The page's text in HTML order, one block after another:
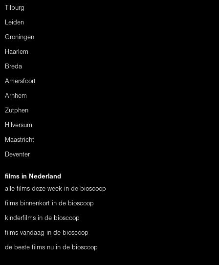
Tilburg
Leiden
Groningen
Haarlem
Breda
Amersfoort
Arnhem
Zutphen
Hilversum
Maastricht
Deventer
films in Nederland
alle films deze week in de bioscoop
films binnenkort in de bioscoop
kinderfilms in de bioscoop
films vandaag in de bioscoop
de beste films nu in de bioscoop